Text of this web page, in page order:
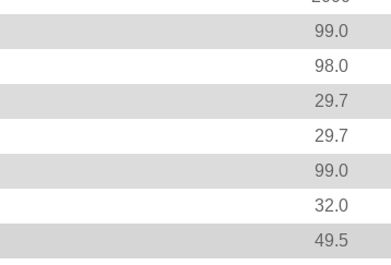
99.0
98.0
29.7
29.7
99.0
32.0
49.5